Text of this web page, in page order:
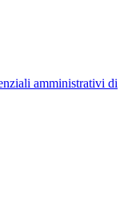
amministrativi di